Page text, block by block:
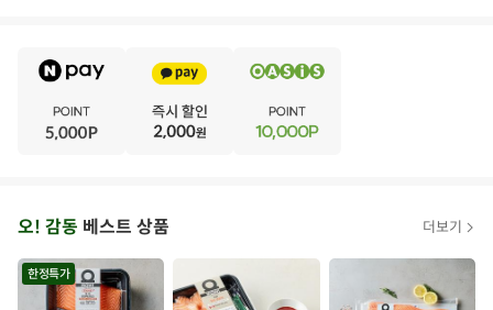
아
시
오! 감동 베스트 상품 더보기
한정특가